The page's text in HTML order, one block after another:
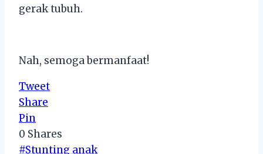
gerak tubuh.
Nah, semoga bermanfaat!
Tweet
Share
Pin
0 Shares
Post
#Stunting anak